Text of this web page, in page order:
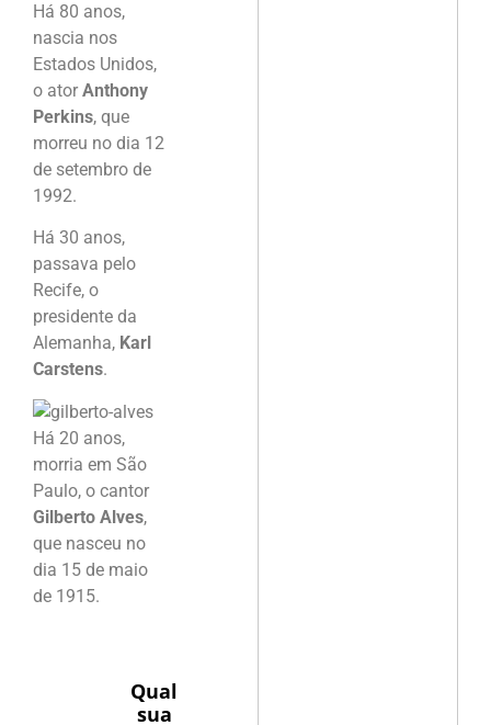
Há 80 anos,
nascia nos
Estados Unidos,
o ator Anthony
Perkins, que
morreu no dia 12
de setembro de
1992.
Há 30 anos,
passava pelo
Recife, o
presidente da
Alemanha, Karl
Carstens.
Há 20 anos,
morria em São
Paulo, o cantor
Gilberto Alves,
que nasceu no
dia 15 de maio
de 1915.
Qual
sua